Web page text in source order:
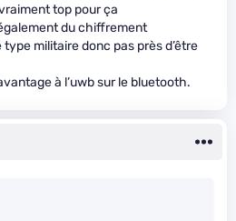
top pour ça
du chiffrement
militaire donc pas près d’être
à l’uwb sur le bluetooth.